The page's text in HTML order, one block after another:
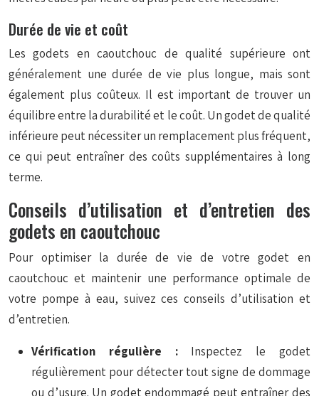
Durée de vie et coût
Les godets en caoutchouc de qualité supérieure ont
généralement une durée de vie plus longue, mais sont
également plus coûteux. Il est important de trouver un
équilibre entre la durabilité et le coût. Un godet de qualité
inférieure peut nécessiter un remplacement plus fréquent,
ce qui peut entraîner des coûts supplémentaires à long
terme.
Conseils d’utilisation et d’entretien des
godets en caoutchouc
Pour optimiser la durée de vie de votre godet en
caoutchouc et maintenir une performance optimale de
votre pompe à eau, suivez ces conseils d’utilisation et
d’entretien.
Vérification régulière : Inspectez le godet
régulièrement pour détecter tout signe de dommage
ou d’usure. Un godet endommagé peut entraîner des